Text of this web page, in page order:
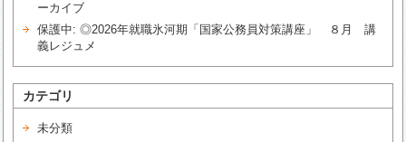
ーカイブ
保護中: ◎2026年就職氷河期「国家公務員対策講座」 ８月 講
義レジュメ
カテゴリ
未分類